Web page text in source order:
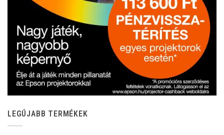
LEGÚJABB TERMÉKEK